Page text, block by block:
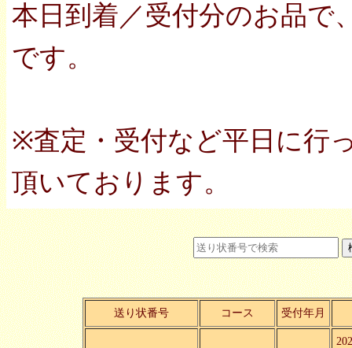
本日到着／受付分のお品で
です。
※査定・受付など平日に行
頂いております。
送り状番号 コース 受付年月